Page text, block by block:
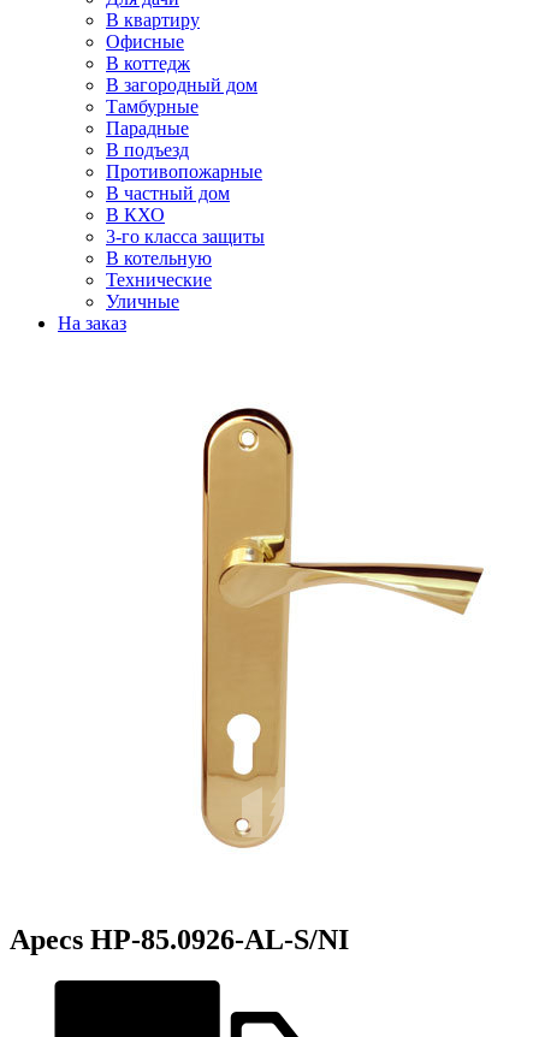
В квартиру
Офисные
В коттедж
В загородный дом
Тамбурные
Парадные
В подъезд
Противопожарные
В частный дом
В КХО
3-го класса защиты
В котельную
Технические
Уличные
На заказ
Apecs HP-85.0926-AL-S/NI